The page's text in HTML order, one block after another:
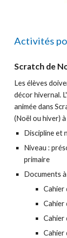
Activités
Scratch de
Les élèves
décor hivernal.
animée dans
(Noël ou hiver)
Discipline et
Niveau :
primaire
Documents
Cahier
Cahier
Cahier
Cahier